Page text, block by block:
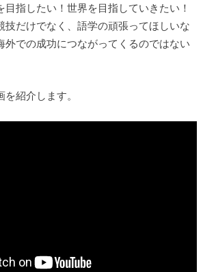
目指したい！世界を目指していきたい！
技だけでなく、語学の頑張ってほしいな
外での成功につながってくるのではない
紹介します。